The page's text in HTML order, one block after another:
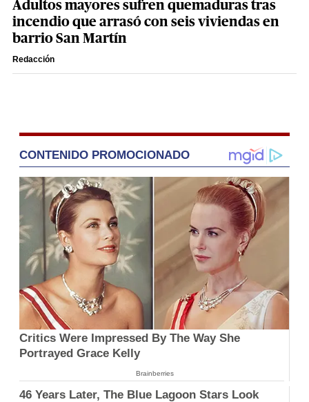
Adultos mayores sufren quemaduras tras
incendio que arrasó con seis viviendas en
barrio San Martín
Redacción
CONTENIDO PROMOCIONADO
Critics Were Impressed By The Way She
Portrayed Grace Kelly
Brainberries
46 Years Later, The Blue Lagoon Stars Look